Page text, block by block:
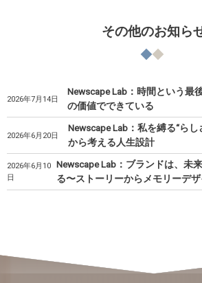
その他のお知ら
2026年7月14日
Newscape Lab：時間という最
の価値でできている
2026年6月20日
Newscape Lab：私を縛る“ら
から考える人生設計
2026年6月10
日
Newscape Lab：ブランドは、未
る〜ストーリーからメモリーデ